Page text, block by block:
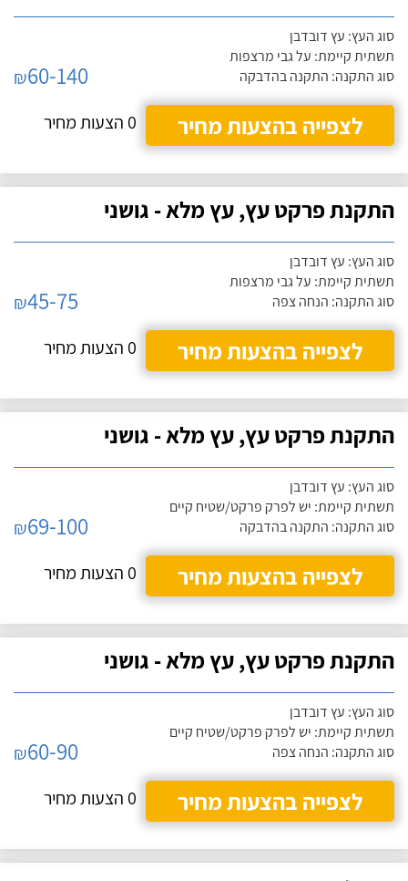
סוג העץ: עץ דובדבן
תשתית קיימת: על גבי מרצפות
סוג התקנה: התקנה בהדבקה
₪60-140
לצפייה בהצעות מחיר
0 הצעות מחיר
התקנת פרקט עץ, עץ מלא - גושני
סוג העץ: עץ דובדבן
תשתית קיימת: על גבי מרצפות
סוג התקנה: הנחה צפה
₪45-75
לצפייה בהצעות מחיר
0 הצעות מחיר
התקנת פרקט עץ, עץ מלא - גושני
סוג העץ: עץ דובדבן
תשתית קיימת: יש לפרק פרקט/שטיח קיים
סוג התקנה: התקנה בהדבקה
₪69-100
לצפייה בהצעות מחיר
0 הצעות מחיר
התקנת פרקט עץ, עץ מלא - גושני
סוג העץ: עץ דובדבן
תשתית קיימת: יש לפרק פרקט/שטיח קיים
סוג התקנה: הנחה צפה
₪60-90
לצפייה בהצעות מחיר
0 הצעות מחיר